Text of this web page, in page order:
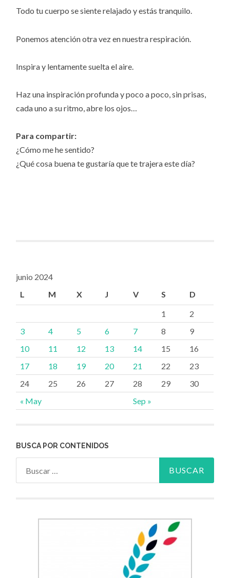
Todo tu cuerpo se siente relajado y estás tranquilo.
Ponemos atención otra vez en nuestra respiración.
Inspira y lentamente suelta el aire.
Haz una inspiración profunda y poco a poco, sin prisas,
cada uno a su ritmo, abre los ojos…
Para compartir:
¿Cómo me he sentido?
¿Qué cosa buena te gustaría que te trajera este día?
junio 2024
L
M X J V S D
« May Sep »
1
2
3
4 5 6 7 8
9
10
11 12 13 14 15
16
17
18 19 20 21 22
23
24
25 26 27 28 29 30
BUSCA POR CONTENIDOS